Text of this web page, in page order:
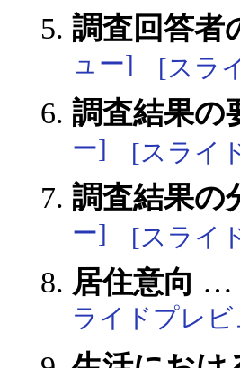
調査回答者
ュー] [スラ
調査結果の
ー] [スライ
調査結果の
ー] [スライ
居住意向 …
ライドプレ